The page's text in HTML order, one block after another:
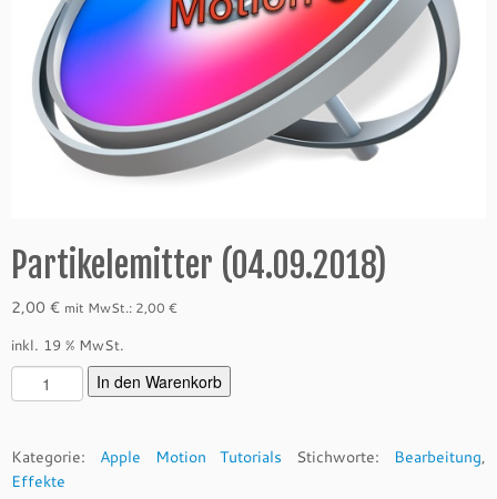
Partikelemitter (04.09.2018)
2,00 € mit MwSt.: 2,00 €
inkl. 19 % MwSt.
a
t
i
In den Warenkorb
Kategorie: Apple Motion Tutorials Stichworte: Bearbeitung,
Effekte